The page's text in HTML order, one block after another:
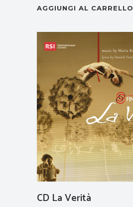
AGGIUNGI AL CARRELLO
CD La Verità